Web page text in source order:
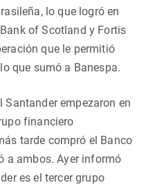
lo que logró en
of Scotland y Fortis
que le permitió
que sumó a Banespa.
Santander empezaron en
financiero
tarde compró el Banco
a ambos. Ayer informó
es el tercer grupo